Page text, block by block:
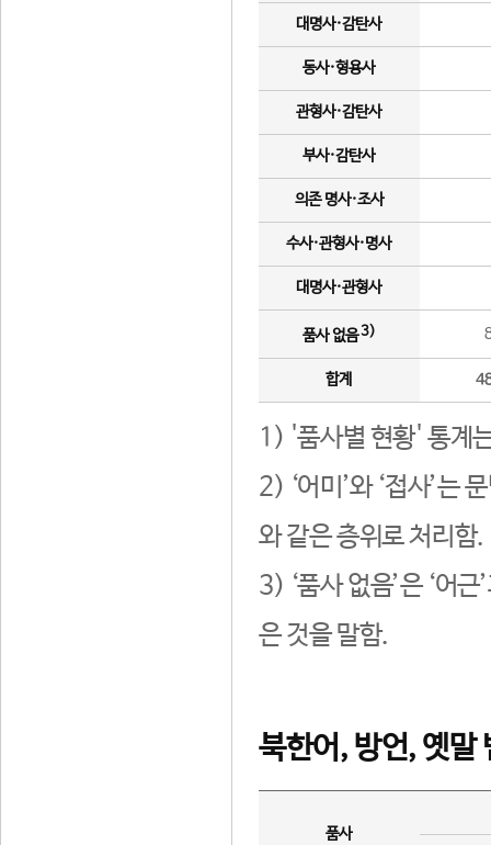
대명사·감탄사
동사·형용사
관형사·감탄사
부사·감탄사
의존 명사·조사
수사·관형사·명사
대명사·관형사
품사 없음3)
합계
1) '품사별 현황' 통계
2) ‘어미’와 ‘접사’는
와 같은 층위로 처리함.
3) ‘품사 없음’은 ‘어
은 것을 말함.
북한어, 방언, 옛말
품사